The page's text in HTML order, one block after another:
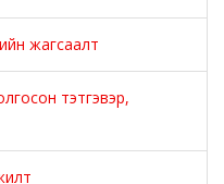
жагсаалт
тэтгэвэр,